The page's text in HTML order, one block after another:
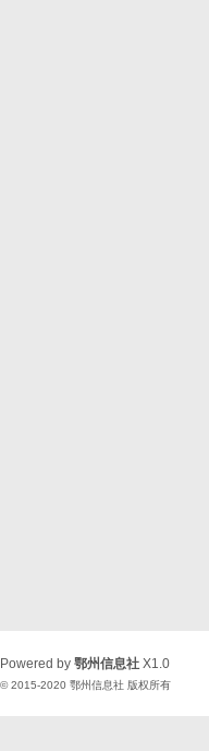
Powered by 鄂州信息社 X1.0
© 2015-2020 鄂州信息社 版权所有